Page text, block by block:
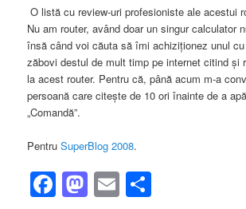
O listă cu review-uri profesioniste ale acestui
Nu am router, având doar un singur calculator
însă când voi căuta să îmi achiziţionez unul
zăbovi destul de mult timp pe internet citind şi
la acest router. Pentru că, până acum m-a
persoană care citeşte de 10 ori înainte de a
„Comandă”.
PentruSuperBlog 2008.
Facebook
Mastodon
Email